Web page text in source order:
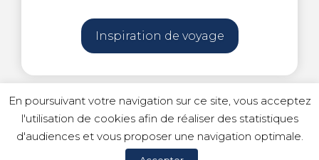
Inspiration de voyage
© Copyright 2023 Idilic Voyages |Mentions légales
En poursuivant votre navigation sur ce site, vous acceptez
l'utilisation de cookies afin de réaliser des statistiques
d'audiences et vous proposer une navigation optimale.